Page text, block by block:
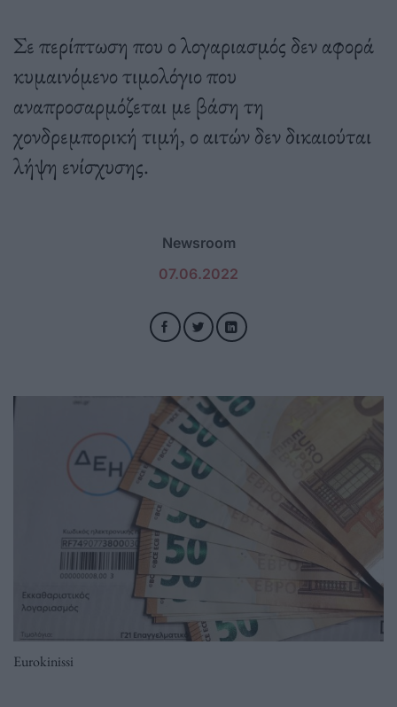
Σε περίπτωση που ο λογαριασμός δεν αφορά
κυμαινόμενο τιμολόγιο που
αναπροσαρμόζεται με βάση τη
χονδρεμπορική τιμή, ο αιτών δεν δικαιούται
λήψη ενίσχυσης.
Newsroom
07.06.2022
Eurokinissi